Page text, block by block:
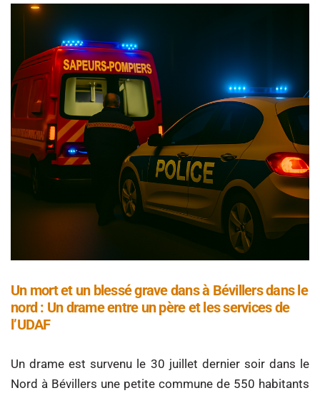
Un mort et un blessé grave dans à Bévillers dans le
nord : Un drame entre un père et les services de
l’UDAF
Un drame est survenu le 30 juillet dernier soir dans le
Nord à Bévillers une petite commune de 550 habitants